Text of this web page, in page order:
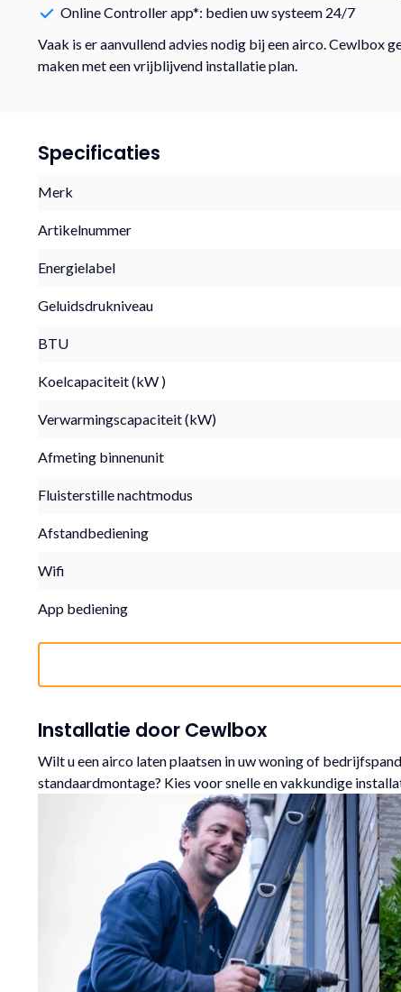
Online Controller app*: bedien uw systeem 24/7
Vaak is er aanvullend advies nodig bij een airco. Cewlbox
maken met een vrijblijvend installatie plan.
Specificaties
Merk
Artikelnummer
Energielabel
Geluidsdrukniveau
BTU
Koelcapaciteit (kW )
Verwarmingscapaciteit (kW)
Afmeting binnenunit
Fluisterstille nachtmodus
Afstandbediening
Wifi
App bediening
Installatie door Cewlbox
Wilt u een airco laten plaatsen in uw woning of
standaardmontage? Kies voor snelle en vakkundige